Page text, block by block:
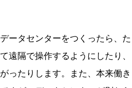
ータセンターをつくったら、た
遠隔で操作するようにしたり、
ったりします。また、本来働き